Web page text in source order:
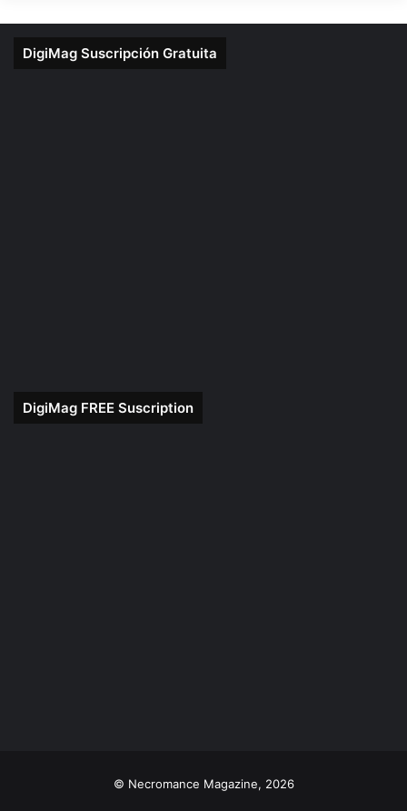
DigiMag Suscripción Gratuita
DigiMag FREE Suscription
© Necromance Magazine, 2026